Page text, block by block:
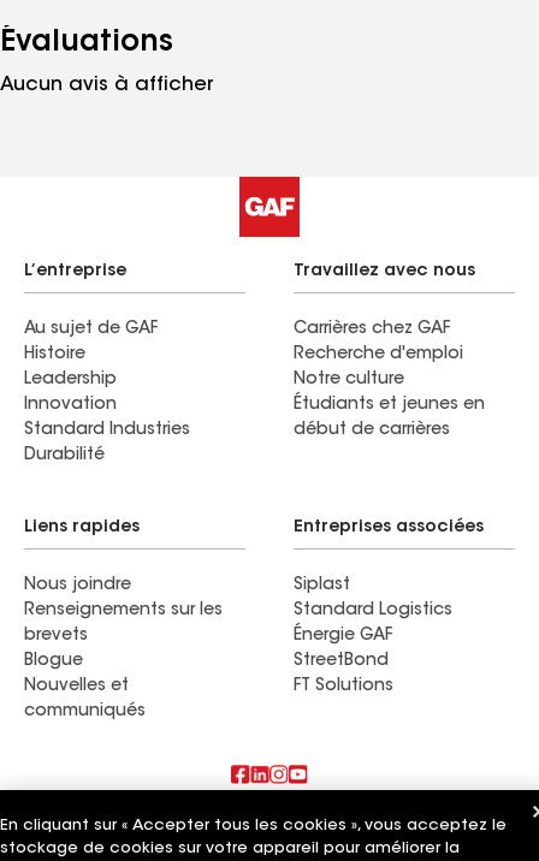
Évaluations
Aucun avis à afficher
L’entreprise
Au sujet de GAF
Histoire
Leadership
Innovation
Standard Industries
Durabilité
Travaillez avec nous
Carrières chez GAF
Recherche d'emploi
Notre culture
Étudiants et jeunes en
début de carrières
Liens rapides
Nous joindre
Renseignements sur les
brevets
Blogue
Nouvelles et
communiqués
Entreprises associées
Siplast
Standard Logistics
Énergie GAF
StreetBond
FT Solutions
ModalitésModalités de l'entrepreneurAvis de confidentialité
Avis au demandeur
Ligne d'assistance en matière d'éthique
Vos choix de vie privée
En cliquant sur « Accepter tous les cookies », vous acceptez le
stockage de cookies sur votre appareil pour améliorer la